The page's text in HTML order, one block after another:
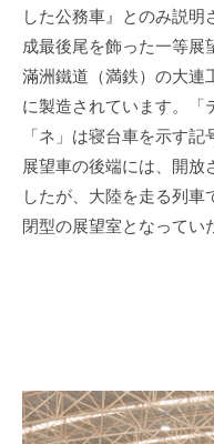
した公務車 』とのみ説明
成最後尾を飾った一等展
滿洲鐵道（満鉄）の大連
に製造されています。「
「ネ」は寝台車を示す
展望車の後端には、開放
したが、大陸を走る列
閉型の展望室となってい